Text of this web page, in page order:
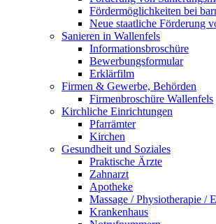
Fördermöglichkeiten bei
Neue staatliche Förderung
Sanieren in Wallenfels
Informationsbroschüre
Bewerbungsformular
Erklärfilm
Firmen & Gewerbe, Behörden
Firmenbroschüre Wallenfels
Kirchliche Einrichtungen
Pfarrämter
Kirchen
Gesundheit und Soziales
Praktische Ärzte
Zahnarzt
Apotheke
Massage / Physiotherapie /
Krankenhaus